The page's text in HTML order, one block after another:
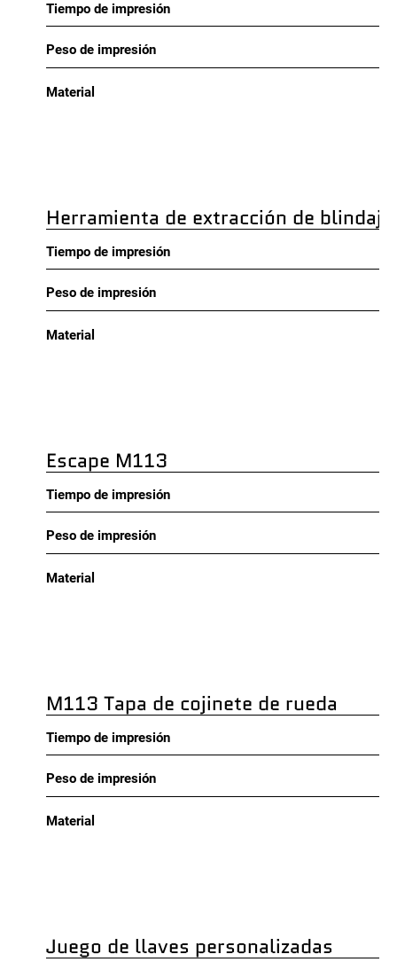
Tiempo de impresión
Peso de impresión
Material
Herramienta de extracción de
Tiempo de impresión
Peso de impresión
Material
Escape M113
Tiempo de impresión
Peso de impresión
Material
M113 Tapa de cojinete de rueda
Tiempo de impresión
Peso de impresión
Material
Juego de llaves personalizadas